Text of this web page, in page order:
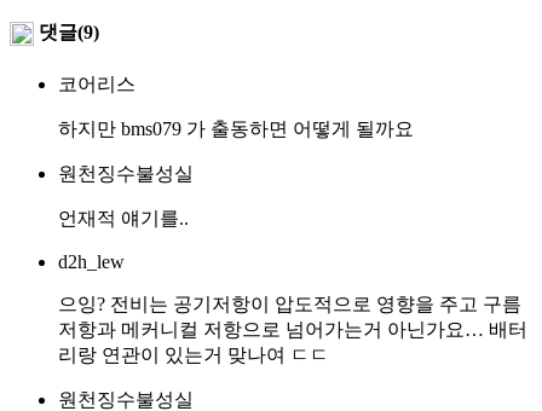
댓글(9)
코어리스
하지만 bms079 가 출동하면 어떻게 될까요
원천징수불성실
언재적 얘기를..
d2h_lew
으잉? 전비는 공기저항이 압도적으로 영향을 주고 구름
저항과 메커니컬 저항으로 넘어가는거 아닌가요… 배터
리랑 연관이 있는거 맞나여 ㄷㄷ
원천징수불성실